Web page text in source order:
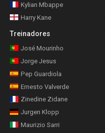
Kylian Mbappe
Harry Kane
Treinadores
José Mourinho
Jorge Jesus
Pep Guardiola
Ernesto Valverde
Zinedine Zidane
Jurgen Klopp
Maurizio Sarri